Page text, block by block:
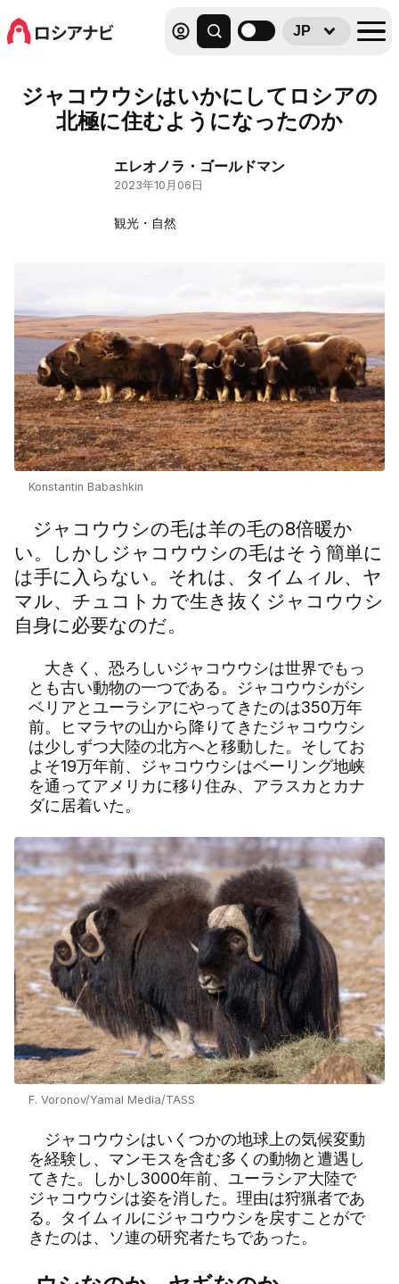
JP
ジャコウウシはいかにしてロシアの
北極に住むようになったのか
エレオノラ・ゴールドマン
2023年10月06日
観光・自然
Konstantin Babashkin
ジャコウウシの毛は羊の毛の8倍暖か
い。しかしジャコウウシの毛はそう簡単に
は手に入らない。それは、タイムィル、ヤ
マル、チュコトカで生き抜くジャコウウシ
自身に必要なのだ。
大きく、恐ろしいジャコウウシは世界でもっ
とも古い動物の一つである。ジャコウウシがシ
ベリアとユーラシアにやってきたのは350万年
前。ヒマラヤの山から降りてきたジャコウウシ
は少しずつ大陸の北方へと移動した。そしてお
よそ19万年前、ジャコウウシはベーリング地峡
を通ってアメリカに移り住み、アラスカとカナ
ダに居着いた。
F. Voronov/Yamal Media/TASS
ジャコウウシはいくつかの地球上の気候変動
を経験し、マンモスを含む多くの動物と遭遇し
てきた。しかし3000年前、ユーラシア大陸で
ジャコウウシは姿を消した。理由は狩猟者であ
る。タイムィルにジャコウウシを戻すことがで
きたのは、ソ連の研究者たちであった。